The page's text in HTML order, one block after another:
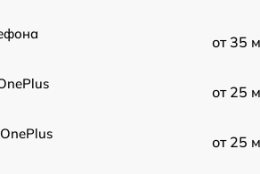
от 35
от 25
от 25